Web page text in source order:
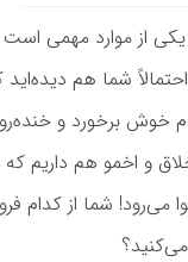
یکی از موارد مهمی
شما هم دیده‌اید
خوش برخورد و
و اخمو هم داریم
می‌رود! شما از کدام